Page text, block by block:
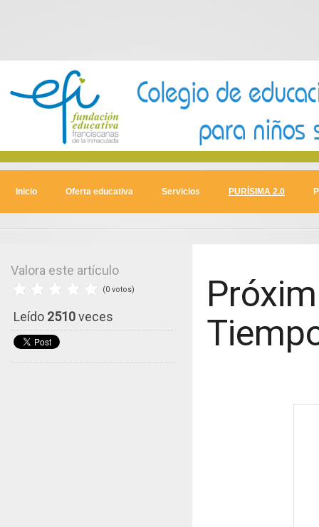
Inicio Oferta educativa Servicios PURÍSIMA 2.0
Valora este artículo
(0 votos)
Leído 2510veces